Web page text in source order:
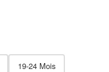
19-24 Mois